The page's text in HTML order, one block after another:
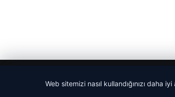
Web sitemizi nasıl kullandığınızı